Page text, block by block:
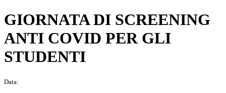
GIORNATA DI SCREENING
ANTI COVID PER GLI
STUDENTI
Data: